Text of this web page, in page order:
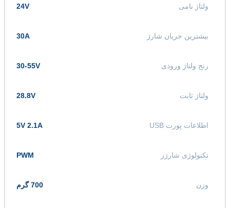
ولتاژ نامی 24V
بیشترین جریان شارژ 30A
رنج ولتاژ ورودی 30-55V
ولتاژ ثابت 28.8V
اطلاعات پورت USB 5V 2.1A
تکنولوژی شارژر PWM
وزن 700 گرم